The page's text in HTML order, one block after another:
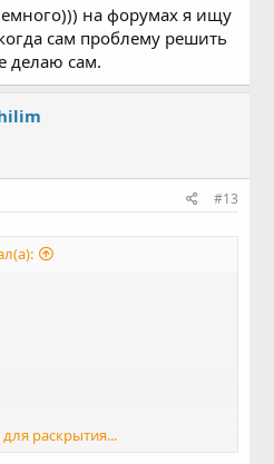
на форумах я ищу
сам проблему решить
делаю сам.
#13
раскрытия...